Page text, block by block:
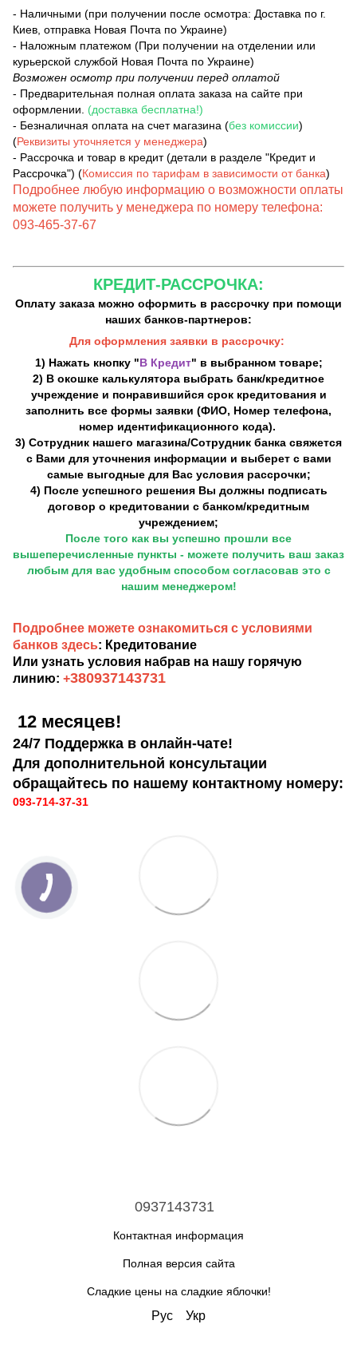
- Наличными (при получении после осмотра: Доставка по г.
Киев, отправка Новая Почта по Украине)
- Наложным платежом (При получении на отделении или
курьерской службой Новая Почта по Украине)
Возможен осмотр при получении перед оплатой
- Предварительная полная оплата заказа на сайте при
оформлении. (доставка бесплатна!)
- Безналичная оплата на счет магазина (без комиссии)
(Реквизиты уточняется у менеджера)
- Рассрочка и товар в кредит (детали в разделе "Кредит и
Рассрочка") (Комиссия по тарифам в зависимости от банка)
Подробнее любую информацию о возможности оплаты
можете получить у менеджера по номеру телефона:
093-465-37-67
КРЕДИТ-РАССРОЧКА:
Оплату заказа можно оформить в рассрочку при помощи
наших банков-партнеров:
Для оформления заявки в рассрочку:
1) Нажать кнопку "В Кредит" в выбранном товаре;
2) В окошке калькулятора выбрать банк/кредитное
учреждение и понравившийся срок кредитования и
заполнить все формы заявки (ФИО, Номер телефона,
номер идентификационного кода).
3) Сотрудник нашего магазина/Сотрудник банка свяжется
с Вами для уточнения информации и выберет с вами
самые выгодные для Вас условия рассрочки;
4) После успешного решения Вы должны подписать
договор о кредитовании с банком/кредитным
учреждением;
После того как вы успешно прошли все
вышеперечисленные пункты - можете получить ваш заказ
любым для вас удобным способом согласовав это с
нашим менеджером!
Подробнее можете ознакомиться с условиями
банков здесь: Кредитование
Или узнать условия набрав на нашу горячую
линию: +380937143731
12 месяцев!
24/7 Поддержка в онлайн-чате!
Для дополнительной консультации
обращайтесь по нашему контактному номеру:
093-714-37-31
0937143731
Контактная информация
Полная версия сайта
Сладкие цены на сладкие яблочки!
Рус Укр